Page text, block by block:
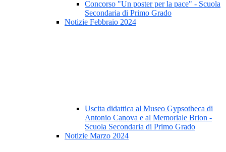
Concorso "Un poster per la pace" - Scuola
Secondaria di Primo Grado
Notizie Febbraio 2024
Uscita didattica al Museo Gypsotheca di
Antonio Canova e al Memoriale Brion -
Scuola Secondaria di Primo Grado
Notizie Marzo 2024